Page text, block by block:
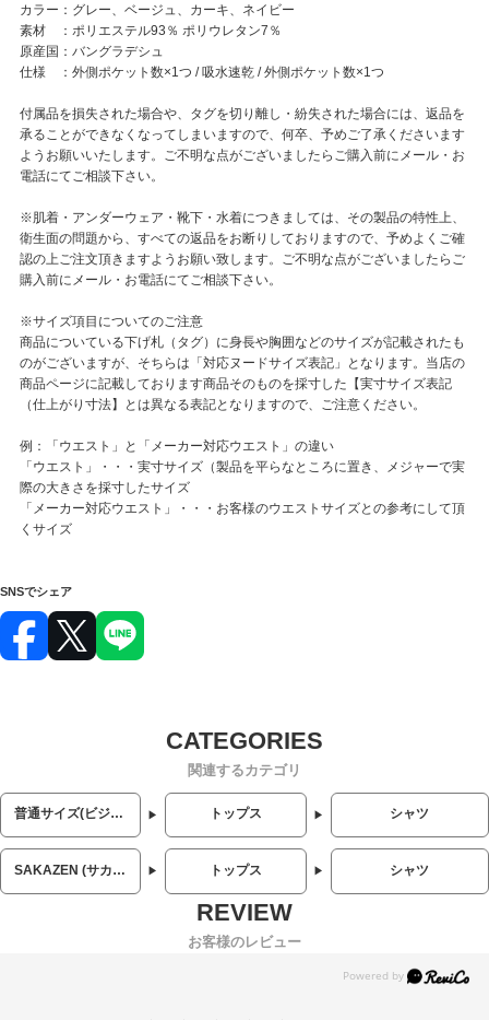
カラー：グレー、ベージュ、カーキ、ネイビー
素材 ：ポリエステル93％ ポリウレタン7％
原産国：バングラデシュ
仕様 ：外側ポケット数×1つ / 吸水速乾 / 外側ポケット数×1つ
付属品を損失された場合や、タグを切り離し・紛失された場合には、返品を
承ることができなくなってしまいますので、何卒、予めご了承くださいます
ようお願いいたします。ご不明な点がございましたらご購入前にメール・お
電話にてご相談下さい。
※肌着・アンダーウェア・靴下・水着につきましては、その製品の特性上、
衛生面の問題から、すべての返品をお断りしておりますので、予めよくご確
認の上ご注文頂きますようお願い致します。ご不明な点がございましたらご
購入前にメール・お電話にてご相談下さい。
※サイズ項目についてのご注意
商品についている下げ札（タグ）に身長や胸囲などのサイズが記載されたも
のがございますが、そちらは「対応ヌードサイズ表記」となります。当店の
商品ページに記載しております商品そのものを採寸した【実寸サイズ表記
（仕上がり寸法】とは異なる表記となりますので、ご注意ください。
例：「ウエスト」と「メーカー対応ウエスト」の違い
「ウエスト」・・・実寸サイズ（製品を平らなところに置き、メジャーで実
際の大きさを採寸したサイズ
「メーカー対応ウエスト」・・・お客様のウエストサイズとの参考にして頂
くサイズ
SNSでシェア
関連するカテゴリ
普通サイズ(ビジネス・カジュアル) トップス シャツ
SAKAZEN (サカゼン) トップス シャツ
お客様のレビュー